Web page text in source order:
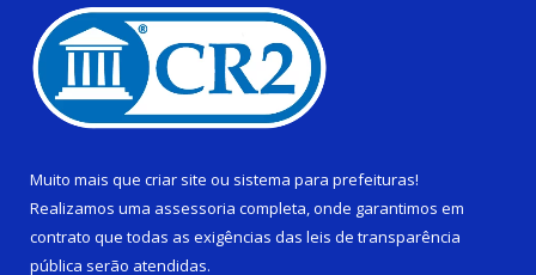
Muito mais que criar site ou sistema para prefeituras!
Realizamos uma assessoria completa, onde garantimos em
contrato que todas as exigências das leis de transparência
pública serão atendidas.